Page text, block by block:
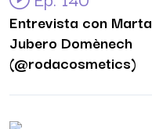
Entrevista con Marta
Jubero Domènech
(@rodacosmetics)